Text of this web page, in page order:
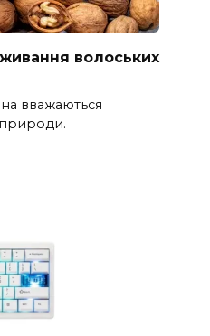
волоських
вважаються